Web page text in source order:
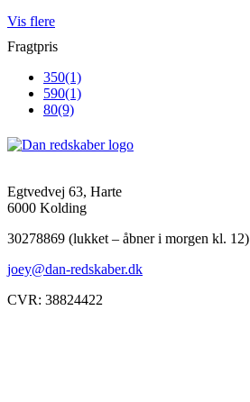
Vis flere
Fragtpris
350(1)
590(1)
80(9)
Egtvedvej 63, Harte
6000 Kolding
30278869 (lukket – åbner i morgen kl. 12)
joey@dan-redskaber.dk
CVR: 38824422